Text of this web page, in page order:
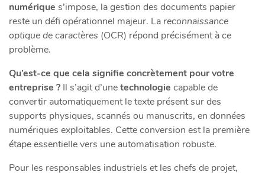
numérique s’impose, la gestion des documents papier
reste un défi opérationnel majeur. La reconnaissance
optique de caractères (OCR) répond précisément à ce
problème.
Qu’est-ce que cela signifie concrètement pour votre
entreprise ? Il s’agit d’unetechnologie capable de
convertir automatiquement le texte présent sur des
supports physiques, scannés ou manuscrits, en données
numériques exploitables. Cette conversion est la première
étape essentielle vers une automatisation robuste.
Pour les responsables industriels et les chefs de projet,